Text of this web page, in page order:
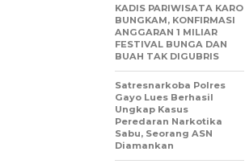
KADIS PARIWISATA KARO
BUNGKAM, KONFIRMASI
ANGGARAN 1 MILIAR
FESTIVAL BUNGA DAN
BUAH TAK DIGUBRIS
Satresnarkoba Polres
Gayo Lues Berhasil
Ungkap Kasus
Peredaran Narkotika
Sabu, Seorang ASN
Diamankan